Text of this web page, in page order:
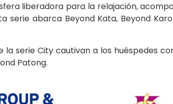
liberadora para la relajación,
serie abarca Beyond Kata, Beyond
la serie City cautivan a los huéspedes
Patong.